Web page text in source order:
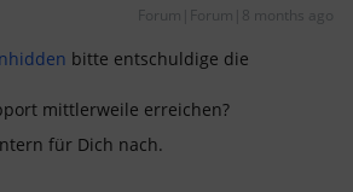
Forum|Forum|8 months ago
bitte entschuldige die
mittlerweile erreichen?
für Dich nach.